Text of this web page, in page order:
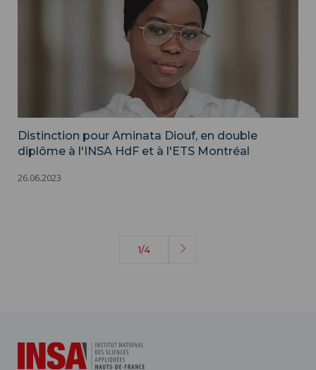
Distinction pour Aminata Diouf, en double
diplôme à l'INSA HdF et à l'ETS Montréal
26.06.2023
1/4 Page